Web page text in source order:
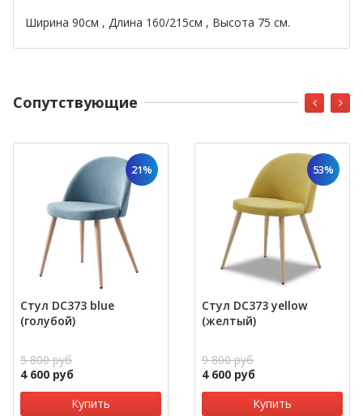
Ширина 90см , Длина 160/215см , Высота 75 см.
Cопутствующие
21%
Стул DC373 blue
(голубой)
5 800 руб
4 600 руб
Купить
53%
Стул DC373 yellow
(желтый)
9 800 руб
4 600 руб
Купить